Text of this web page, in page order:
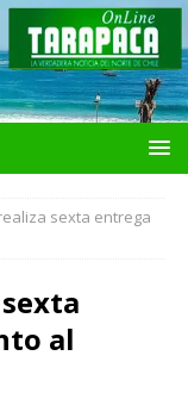
sexta entrega
al